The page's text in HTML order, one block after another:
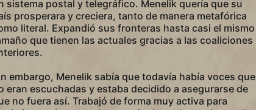
sistema postal y telegráfico. Menelik quería que su
prosperara y creciera, tanto de manera metafórica
literal. Expandió sus fronteras hasta casi el mismo
que tienen las actuales gracias a las coaliciones
embargo, Menelik sabía que todavía había voces que
eran escuchadas y estaba decidido a asegurarse de
no fuera así. Trabajó de forma muy activa para